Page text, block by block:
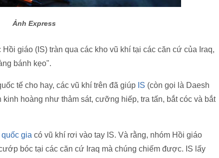
Ảnh Express
giáo (IS) tràn qua các kho vũ khí tại các căn cứ của Iraq,
bánh kẹo".
tế cho hay, các vũ khí trên đã giúp IS (còn gọi là Daesh
hoàng như thảm sát, cưỡng hiếp, tra tấn, bắt cóc và bắt
gia có vũ khí rơi vào tay IS. Và rằng, nhóm Hồi giáo
bóc tại các căn cứ Iraq mà chúng chiếm được. IS lấy